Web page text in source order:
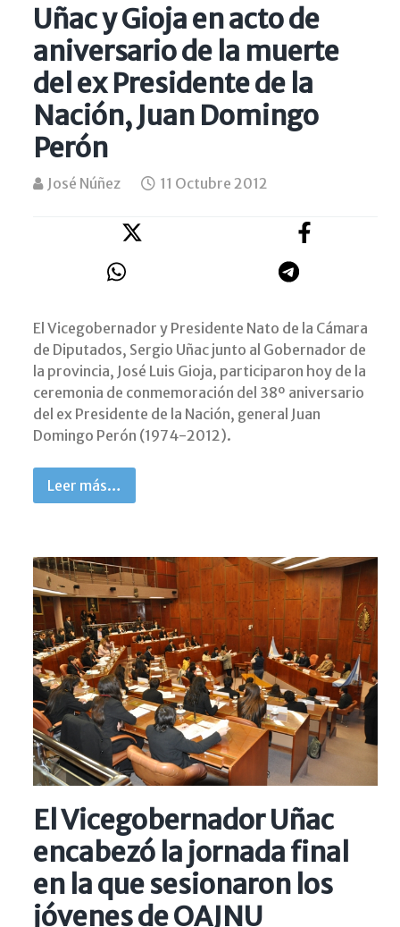
Uñac y Gioja en acto de
aniversario de la muerte
del ex Presidente de la
Nación, Juan Domingo
Perón
José Núñez 11 Octubre 2012
El Vicegobernador y Presidente Nato de la Cámara
de Diputados, Sergio Uñac junto al Gobernador de
la provincia, José Luis Gioja, participaron hoy de la
ceremonia de conmemoración del 38º aniversario
del ex Presidente de la Nación, general Juan
Domingo Perón (1974-2012).
Leer más…
El Vicegobernador Uñac
encabezó la jornada final
en la que sesionaron los
jóvenes de OAJNU